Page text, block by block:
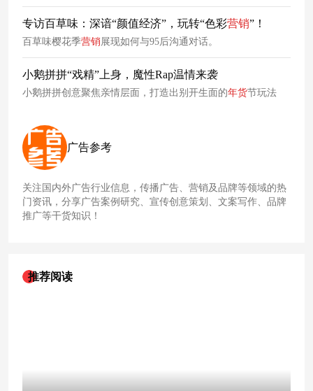
专访百草味：深谙“颜值经济”，玩转“色彩营销”！
百草味樱花季营销 展现如何与95后沟通对话。
小鹅拼拼“戏精”上身，魔性Rap温情来袭
小鹅拼拼创意聚焦亲情层面，打造出别开生面的年货节玩法
广告参考
关注国内外广告行业信息，传播广告、营销及品牌等领域的热
门资讯，分享广告案例研究、宣传创意策划、文案写作、品牌
推广等干货知识！
推荐阅读